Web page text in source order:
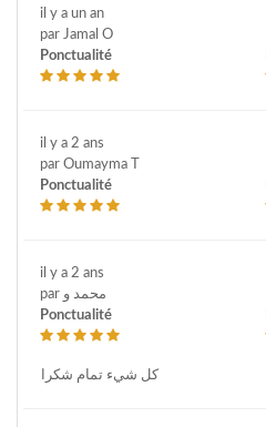
il y a un an
par Jamal O
Ponctualité
il y a 2 ans
par Oumayma T
Ponctualité
il y a 2 ans
par محمد و
Ponctualité
كل شيء تمام شكرا